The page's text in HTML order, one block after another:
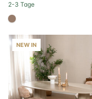
2-3 Tage
#967b6a
NEW IN